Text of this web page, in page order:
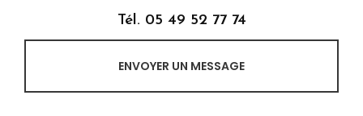
Tél. 05 49 52 77 74
ENVOYER UN MESSAGE